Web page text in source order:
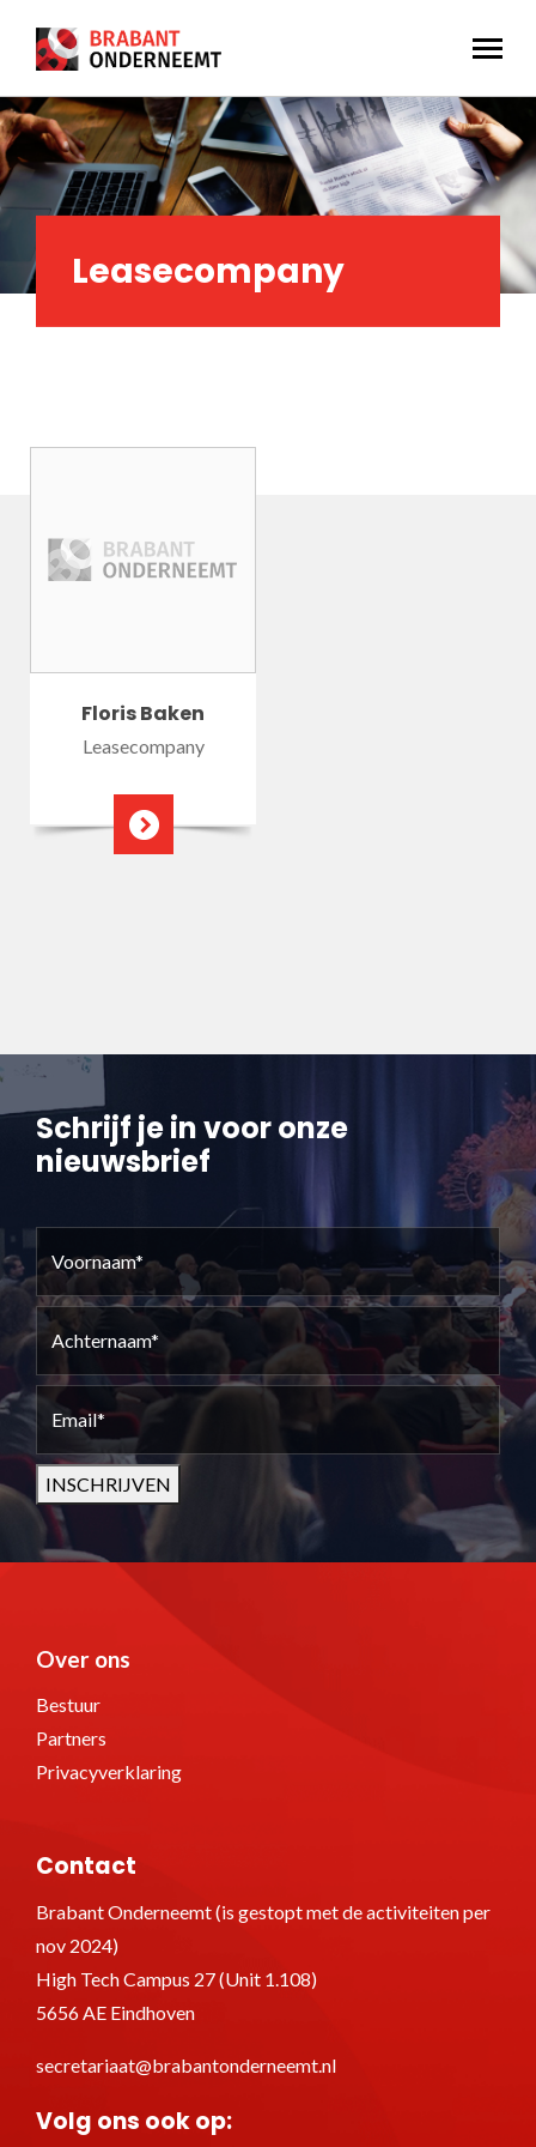
Leasecompany
Floris Baken
Leasecompany
Schrijf je in voor onze
nieuwsbrief
Achternaam
Email (Vereist)
INSCHRIJVEN
Over ons
Bestuur
Partners
Privacyverklaring
Contact
Brabant Onderneemt (is gestopt met de activiteiten per
nov 2024)
High Tech Campus 27 (Unit 1.108)
5656 AE Eindhoven
secretariaat@brabantonderneemt.nl
Volg ons ook op: